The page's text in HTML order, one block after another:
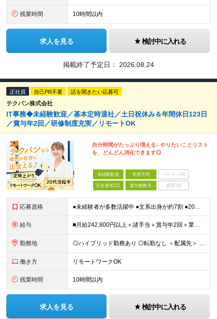
残業時間 10時間以内
求人を見る 検討中に入れる
掲載終了予定日： 2026.08.24
正社員 自己PR不要 話を聞きたい応募可
テクバン株式会社
IT事務◆未経験歓迎／基本定時退社／土日祝休み＆年間休日123日
／賞与年2回／研修制度充実／リモートOK
自分時間がたっぷり増える♪ やりたいことリスト
を、どんどん消化できます◎
未経験歓迎 学歴不問 ベテランOK
完全週休2日 賞与複数月 面接1回
応募資格 ●未経験者が多数活躍中 ●文系出身が約7割 ●20代⇒47.9％ 30代⇒25.9％ ●第二新卒OK・学歴不問 ★人柄を重視した採用です！ ★異業種から転職してきた先輩が活躍中 ※長期勤続によるキ
給与 ■月給242,800円以上＋諸手当＋賞与年2回＋業績賞与 ※固定残業代32,813円～/20時間分を含む ※超過分は別途支給 ※経験・年齢を考慮の上、当社規定により決定 ※試用期間6ヵ月間（待遇に差異
勤務地 ◎ハイブリッド勤務あり ◎転勤なし ＜配属先＞ 東京・神奈川・千葉・埼玉など関東エリアの各プロジェクト先 ※客先常駐が基本となります。 ＜本社＞ 東京都港区海岸3-20-20 ヨコソーレインボータ
働き方 リモートワークOK
残業時間 10時間以内
求人を見る 検討中に入れる